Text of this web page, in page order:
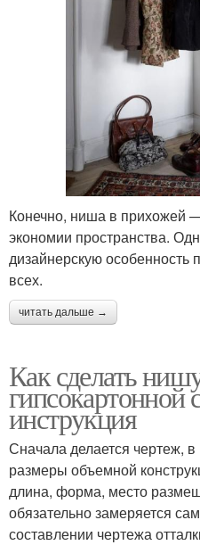
Конечно, ниша в прихожей
экономии пространства.
дизайнерскую особенность
всех.
читать дальше →
Как сделать
гипсокартонной
инструкция
Сначала делается чертеж,
размеры объемной
длина, форма, место
обязательно замеряется
составлении чертежа